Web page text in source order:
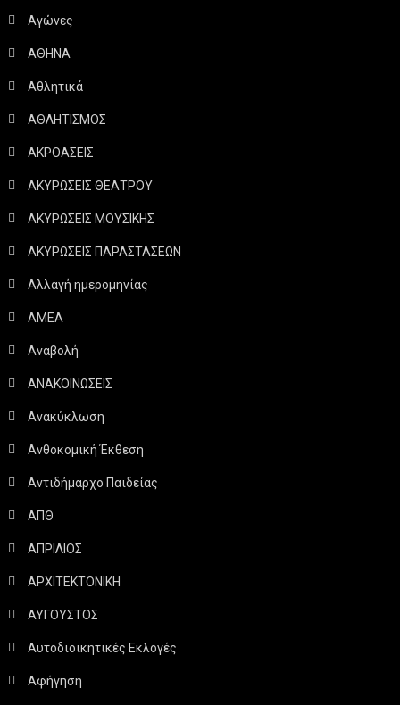
Αγώνες
ΑΘΗΝΑ
Αθλητικά
ΑΘΛΗΤΙΣΜΟΣ
ΑΚΡΟΑΣΕΙΣ
ΑΚΥΡΩΣΕΙΣ ΘΕΑΤΡΟΥ
ΑΚΥΡΩΣΕΙΣ ΜΟΥΣΙΚΗΣ
ΑΚΥΡΩΣΕΙΣ ΠΑΡΑΣΤΑΣΕΩΝ
Αλλαγή ημερομηνίας
ΑΜΕΑ
Αναβολή
ΑΝΑΚΟΙΝΩΣΕΙΣ
Ανακύκλωση
Ανθοκομική Έκθεση
Αντιδήμαρχο Παιδείας
ΑΠΘ
ΑΠΡΙΛΙΟΣ
ΑΡΧΙΤΕΚΤΟΝΙΚΗ
ΑΥΓΟΥΣΤΟΣ
Αυτοδιοικητικές Εκλογές
Αφήγηση